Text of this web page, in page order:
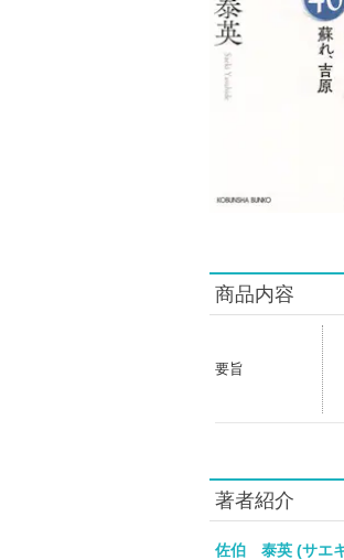
商品内容
要旨
著者紹介
佐伯 泰英 (サ